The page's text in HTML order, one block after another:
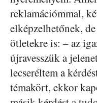
reklamációmmal,
elképzelhetőnek,
ötletekre is: – az
újravesszük a
lecseréltem a
témakört, ekkor